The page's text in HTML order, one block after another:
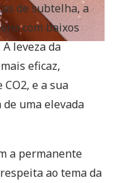
de subtelha, a
com baixos
leveza da
eficaz,
e a sua
uma elevada
a permanente
ao tema da